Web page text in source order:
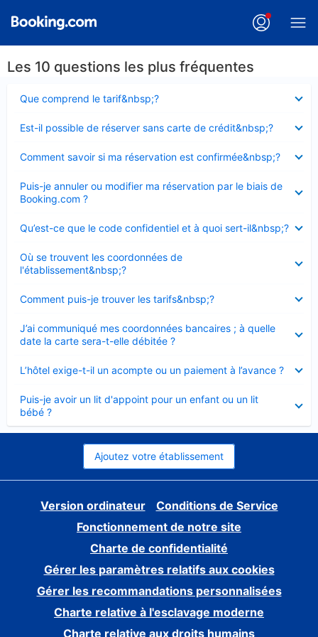
Les 10 questions les plus fréquentes
Que comprend le tarif&nbsp;?
fermé
Est-il possible de réserver sans carte de crédit&nbsp;?
fermé
Comment savoir si ma réservation est confirmée&nbsp;?
fermé
Puis-je annuler ou modifier ma réservation par le biais de
Booking.com ?
fermé
Qu’est-ce que le code confidentiel et à quoi sert-il&nbsp;?
fermé
Où se trouvent les coordonnées de
l'établissement&nbsp;?
fermé
Comment puis-je trouver les tarifs&nbsp;?
fermé
J’ai communiqué mes coordonnées bancaires ; à quelle
date la carte sera-t-elle débitée ?
fermé
L’hôtel exige-t-il un acompte ou un paiement à l’avance ?
fermé
Puis-je avoir un lit d'appoint pour un enfant ou un lit
bébé ?
fermé
Ajoutez votre établissement
Version ordinateur
Conditions de Service
Fonctionnement de notre site
Charte de confidentialité
Gérer les paramètres relatifs aux cookies
Gérer les recommandations personnalisées
Charte relative à l'esclavage moderne
Charte relative aux droits humains